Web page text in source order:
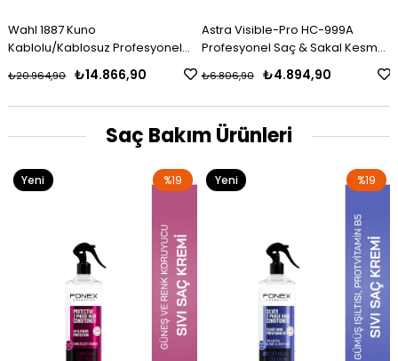
Wahl 1887 Kuno
Kablolu/Kablosuz Profesyonel
Saç Kesme Makinesi
₺14.866,90
₺20.964,90
Astra Visible-Pro HC-999A
Profesyonel Saç & Sakal Kesme
₺4.894,90
₺6.806,90
Saç Bakım Ürünleri
%19
Yeni
%19
Yeni